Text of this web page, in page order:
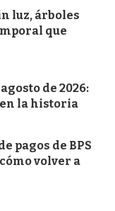
luz, árboles
que
de 2026:
la historia
pagos de BPS
volver a